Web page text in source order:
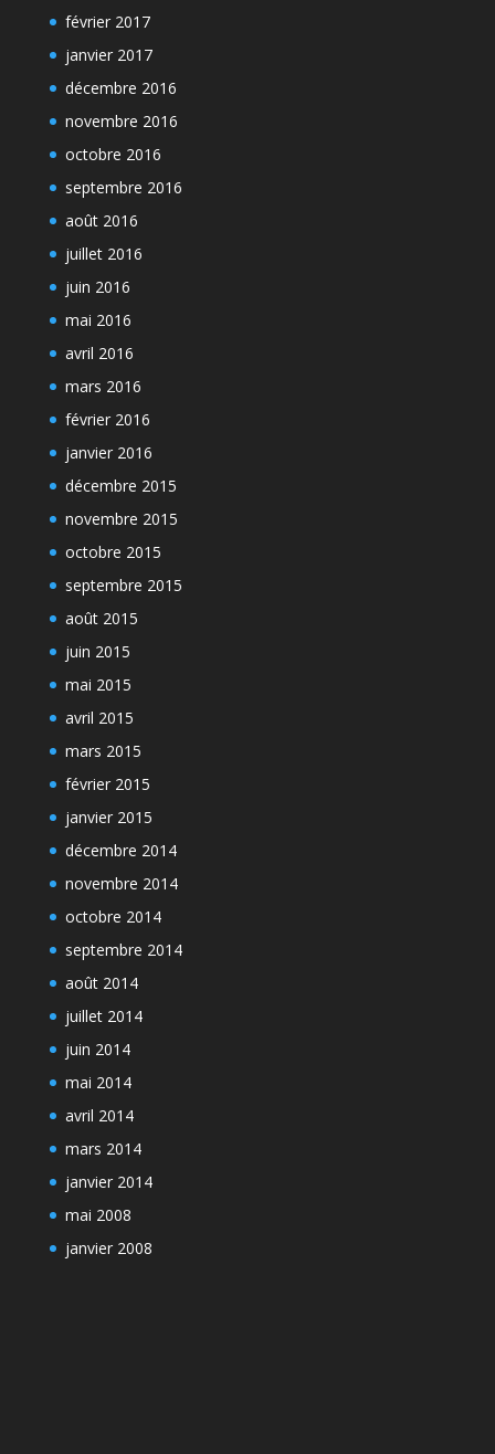
février 2017
janvier 2017
décembre 2016
novembre 2016
octobre 2016
septembre 2016
août 2016
juillet 2016
juin 2016
mai 2016
avril 2016
mars 2016
février 2016
janvier 2016
décembre 2015
novembre 2015
octobre 2015
septembre 2015
août 2015
juin 2015
mai 2015
avril 2015
mars 2015
février 2015
janvier 2015
décembre 2014
novembre 2014
octobre 2014
septembre 2014
août 2014
juillet 2014
juin 2014
mai 2014
avril 2014
mars 2014
janvier 2014
mai 2008
janvier 2008